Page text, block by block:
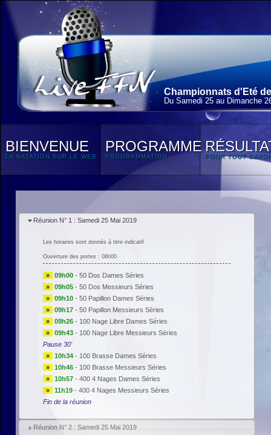
Championnats d'Eté
Du Samedi 25 au Dimanche
BIENVENUE
LA NATATION SUR LE WEB
PROGRAMME
PROGRAMMATION POUR TOUT
Réunion N° 1 : Samedi 25 Mai 2019
Les horaires sont donnés à titre indicatif
Ouverture des portes : 08h00
» 09h00- 50 Dos Dames Séries
»
09h05- 50 Dos Messieurs Séries
»
09h10- 50 Papillon Dames Séries
»
09h17- 50 Papillon Messieurs Séries
»
09h26- 100 Nage Libre Dames Séries
»
09h43- 100 Nage Libre Messieurs Séries
Pause 30'
»
10h34- 100 Brasse Dames Séries
»
10h46- 100 Brasse Messieurs Séries
»
10h57- 400 4 Nages Dames Séries
»
11h19- 400 4 Nages Messieurs Séries
Fin de la réunion
Réunion N° 2 : Samedi 25 Mai 2019